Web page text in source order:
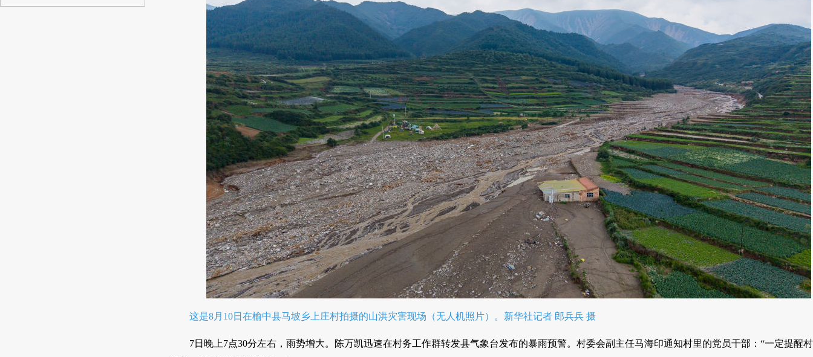
这是8月10日在榆中县马坡乡上庄村拍摄的山洪灾害现场（无人机照片）。新华社记者 郎兵兵 摄
7日晚上7点30分左右，雨势增大。陈万凯迅速在村务工作群转发县气象台发布的暴雨预警。村委会副主任马海印通知村里的党员干部：“一定提醒